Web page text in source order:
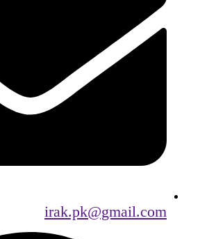
irak.pk@gmail.com